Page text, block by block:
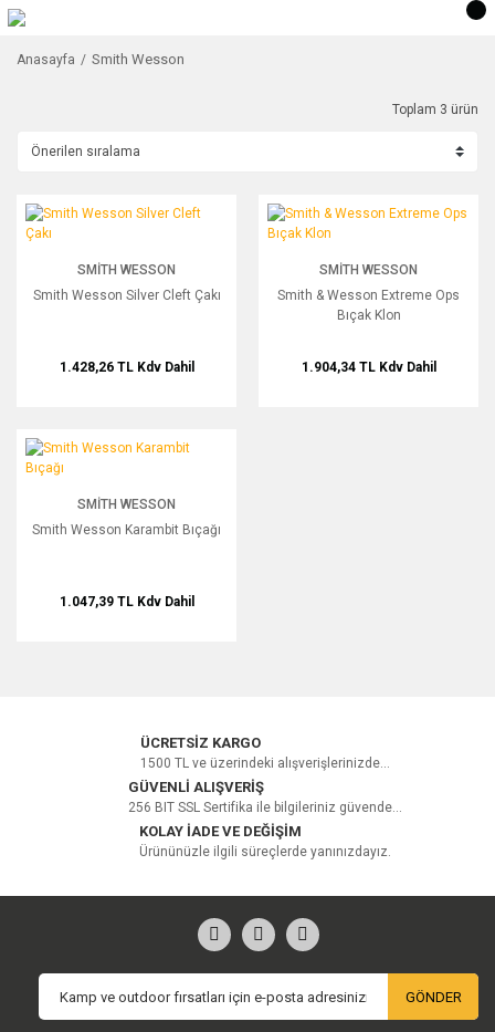
Anasayfa Smith Wesson
Toplam 3 ürün
Smith Wesson Silver Cleft Çakı
SMITH WESSON
Smith Wesson Silver Cleft Çakı
1.428,26 TL Kdv Dahil
Smith & Wesson Extreme Ops Bıçak
SMITH WESSON
Smith & Wesson Extreme Ops
Bıçak Klon
1.904,34 TL Kdv Dahil
Smith Wesson Karambit Bıçağı
SMITH WESSON
Smith Wesson Karambit Bıçağı
1.047,39 TL Kdv Dahil
ÜCRETSİZ KARGO
1500 TL ve üzerindeki alışverişlerinizde...
GÜVENLİ ALIŞVERİŞ
256 BIT SSL Sertifika ile bilgileriniz güvende...
KOLAY İADE VE DEĞİŞİM
Ürününüzle ilgili süreçlerde yanınızdayız.
GÖNDER